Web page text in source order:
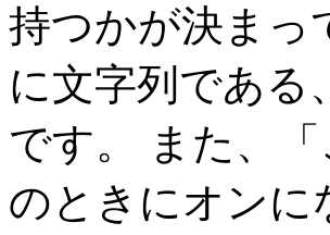
持つかが決まっ
に文字列である
です。 また、
のときにオンに